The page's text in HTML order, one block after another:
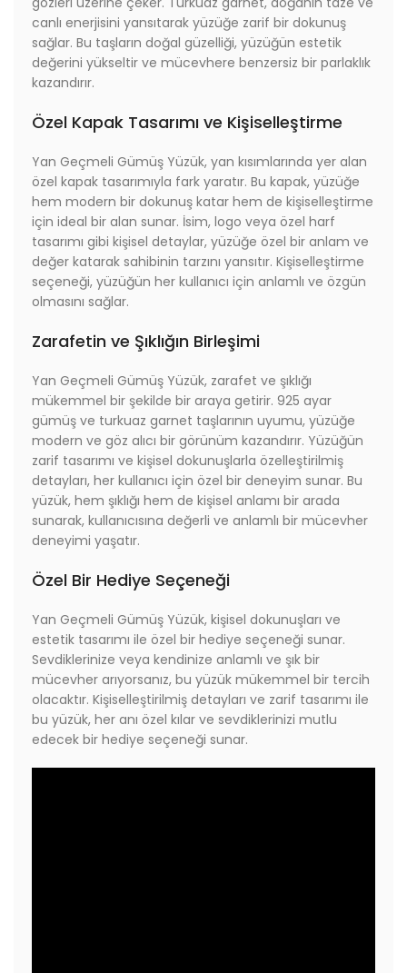
canlı enerjisini yansıtarak yüzüğe zarif bir dokunuş
sağlar. Bu taşların doğal güzelliği, yüzüğün estetik
değerini yükseltir ve mücevhere benzersiz bir parlaklık
kazandırır.
Özel Kapak Tasarımı ve Kişiselleştirme
Yan Geçmeli Gümüş Yüzük, yan kısımlarında yer alan
özel kapak tasarımıyla fark yaratır. Bu kapak, yüzüğe
hem modern bir dokunuş katar hem de kişiselleştirme
için ideal bir alan sunar. İsim, logo veya özel harf
tasarımı gibi kişisel detaylar, yüzüğe özel bir anlam ve
değer katarak sahibinin tarzını yansıtır. Kişiselleştirme
seçeneği, yüzüğün her kullanıcı için anlamlı ve özgün
olmasını sağlar.
Zarafetin ve Şıklığın Birleşimi
Yan Geçmeli Gümüş Yüzük, zarafet ve şıklığı
mükemmel bir şekilde bir araya getirir. 925 ayar
gümüş ve turkuaz garnet taşlarının uyumu, yüzüğe
modern ve göz alıcı bir görünüm kazandırır. Yüzüğün
zarif tasarımı ve kişisel dokunuşlarla özelleştirilmiş
detayları, her kullanıcı için özel bir deneyim sunar. Bu
yüzük, hem şıklığı hem de kişisel anlamı bir arada
sunarak, kullanıcısına değerli ve anlamlı bir mücevher
deneyimi yaşatır.
Özel Bir Hediye Seçeneği
Yan Geçmeli Gümüş Yüzük, kişisel dokunuşları ve
estetik tasarımı ile özel bir hediye seçeneği sunar.
Sevdiklerinize veya kendinize anlamlı ve şık bir
mücevher arıyorsanız, bu yüzük mükemmel bir tercih
olacaktır. Kişiselleştirilmiş detayları ve zarif tasarımı ile
bu yüzük, her anı özel kılar ve sevdiklerinizi mutlu
edecek bir hediye seçeneği sunar.